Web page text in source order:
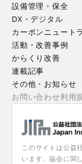
このサイトは公益
います。協会に関
設備管理・保全
DX・デジタル
カーボンニュート
活動・改善事例
からくり改善
連載記事
その他・お知らせ
お問い合わせ利用